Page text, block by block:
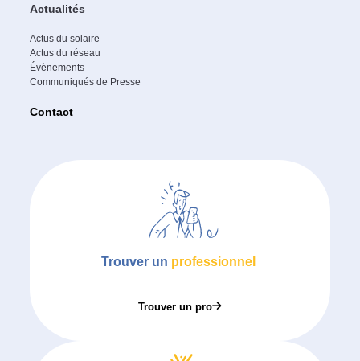
Actualités
Actus du solaire
Actus du réseau
Évènements
Communiqués de Presse
Contact
Trouver un professionnel
Trouver un pro